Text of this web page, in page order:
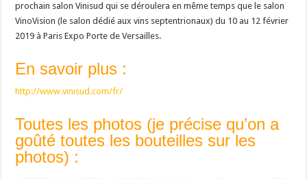
prochain salon Vinisud qui se déroulera en même temps que le salon
VinoVision (le salon dédié aux vins septentrionaux) du 10 au 12 février
2019 à Paris Expo Porte de Versailles.
En savoir plus :
http://www.vinisud.com/fr/
Toutes les photos (je précise qu’on a
goûté toutes les bouteilles sur les
photos) :